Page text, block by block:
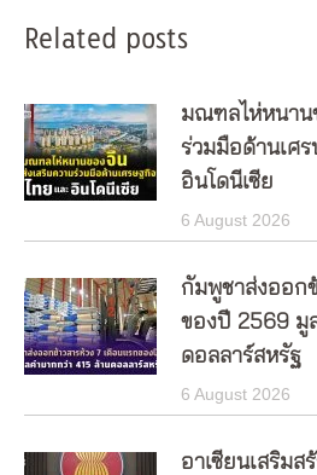
Related posts
มณฑลไห่หนาน
ร่วมมือด้านเศ
อินโดนีเซีย
6 August 2026
กัมพูชาส่งออก
ของปี 2569 มู
ดอลลาร์สหรัฐ
6 August 2026
อาเซียนเสริม